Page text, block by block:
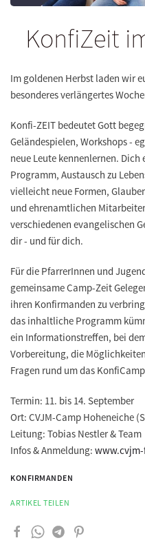
KonfiZeit
Im goldenen Herbst laden wir
besonderes verlängertes
Konfi-ZEIT bedeutet Gott
Geländespielen, Workshops -
neue Leute kennenlernen.
Programm, Austausch zu
vielleicht neue Formen,
und ehrenamtlichen
verschiedenen evangelischen
dir - und für dich.
Für die PfarrerInnen und
gemeinsame Camp-Zeit
ihren Konfirmanden zu
das inhaltliche Programm
ein Informationstreffen, bei
Vorbereitung, die
Fragen rund um das
Termin: 11. bis 14. September
Ort: CVJM-Camp Hoheneiche
Leitung: Tobias Nestler & Team
Infos & Anmeldung:
KONFIRMANDEN
ARTIKEL TEILEN